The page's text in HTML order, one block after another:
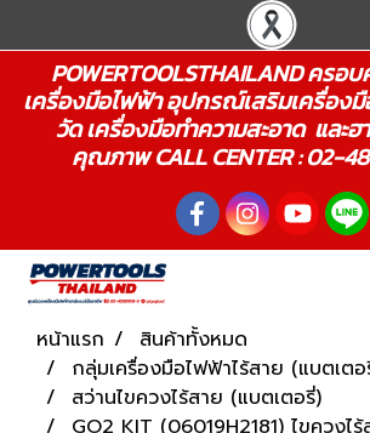
POWERTOOLSTHAILAND ครอ
เครื่องมือไฟฟ้า อุปกรณ์เสริมเครื่อง
วัด เครื่องมือทำความสะอาด และฮ
คุณภาพ CALL CENTER : 02-
หน้าแรก
สินค้าทั้งหมด
กลุ่มเครื่องมือไฟฟ้าไร้สาย (แบตเต
สว่านไขควงไร้สาย (แบตเตอรี่)
GO2 KIT (06019H2181) ไขควงไ